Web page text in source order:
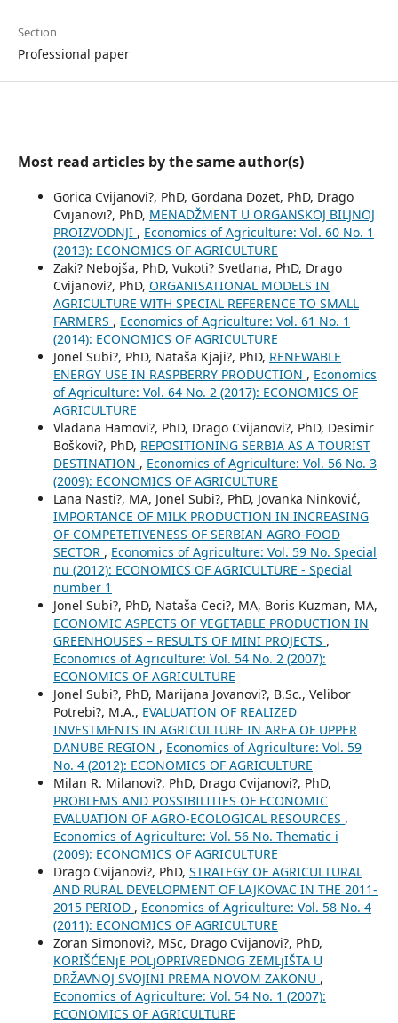
Section
Professional paper
Most read articles by the same author(s)
Gorica Cvijanovi?, PhD, Gordana Dozet, PhD, Drago
Cvijanovi?, PhD, MENADŽMENT U ORGANSKOJ BILJNOJ
PROIZVODNJI , Economics of Agriculture: Vol. 60 No. 1
(2013): ECONOMICS OF AGRICULTURE
Zaki? Nebojša, PhD, Vukoti? Svetlana, PhD, Drago
Cvijanovi?, PhD, ORGANISATIONAL MODELS IN
AGRICULTURE WITH SPECIAL REFERENCE TO SMALL
FARMERS , Economics of Agriculture: Vol. 61 No. 1
(2014): ECONOMICS OF AGRICULTURE
Jonel Subi?, PhD, Nataša Kjaji?, PhD, RENEWABLE
ENERGY USE IN RASPBERRY PRODUCTION , Economics
of Agriculture: Vol. 64 No. 2 (2017): ECONOMICS OF
AGRICULTURE
Vladana Hamovi?, PhD, Drago Cvijanovi?, PhD, Desimir
Boškovi?, PhD, REPOSITIONING SERBIA AS A TOURIST
DESTINATION , Economics of Agriculture: Vol. 56 No. 3
(2009): ECONOMICS OF AGRICULTURE
Lana Nasti?, MA, Jonel Subi?, PhD, Jovanka Ninković,
IMPORTANCE OF MILK PRODUCTION IN INCREASING
OF COMPETETIVENESS OF SERBIAN AGRO-FOOD
SECTOR , Economics of Agriculture: Vol. 59 No. Special
nu (2012): ECONOMICS OF AGRICULTURE - Special
number 1
Jonel Subi?, PhD, Nataša Ceci?, MA, Boris Kuzman, MA,
ECONOMIC ASPECTS OF VEGETABLE PRODUCTION IN
GREENHOUSES – RESULTS OF MINI PROJECTS ,
Economics of Agriculture: Vol. 54 No. 2 (2007):
ECONOMICS OF AGRICULTURE
Jonel Subi?, PhD, Marijana Jovanovi?, B.Sc., Velibor
Potrebi?, M.A., EVALUATION OF REALIZED
INVESTMENTS IN AGRICULTURE IN AREA OF UPPER
DANUBE REGION , Economics of Agriculture: Vol. 59
No. 4 (2012): ECONOMICS OF AGRICULTURE
Milan R. Milanovi?, PhD, Drago Cvijanovi?, PhD,
PROBLEMS AND POSSIBILITIES OF ECONOMIC
EVALUATION OF AGRO-ECOLOGICAL RESOURCES ,
Economics of Agriculture: Vol. 56 No. Thematic i
(2009): ECONOMICS OF AGRICULTURE
Drago Cvijanovi?, PhD, STRATEGY OF AGRICULTURAL
AND RURAL DEVELOPMENT OF LAJKOVAC IN THE 2011-
2015 PERIOD , Economics of Agriculture: Vol. 58 No. 4
(2011): ECONOMICS OF AGRICULTURE
Zoran Simonovi?, MSc, Drago Cvijanovi?, PhD,
KORIŠĆENjE POLjOPRIVREDNOG ZEMLjIŠTA U
DRŽAVNOJ SVOJINI PREMA NOVOM ZAKONU ,
Economics of Agriculture: Vol. 54 No. 1 (2007):
ECONOMICS OF AGRICULTURE